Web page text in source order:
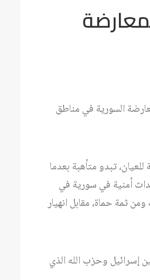
السورية في مناطق
تجربة سقوط أغلب المدن السنية بيد تنظيم “داعش” في 2014 ماثلة للعيان، تبدو متأهبة بعدما
أمنية في سورية في
ثمة حماة، مقابل انهيار
إسرائيل وحزب الله الذي